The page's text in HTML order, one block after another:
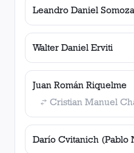
Leandro Daniel Somoza
Walter Daniel Erviti
Juan Román Riquelme
Cristian Manuel
Darío Cvitanich (Pablo